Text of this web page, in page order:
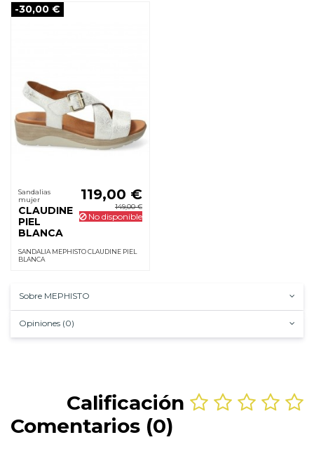
-30,00 €
Sandalias
mujer
CLAUDINE
PIEL
BLANCA
119,00 €
149,00 €
No disponible
SANDALIA MEPHISTO CLAUDINE PIEL
BLANCA
Sobre MEPHISTO
Opiniones (0)
Calificación
Comentarios (0)